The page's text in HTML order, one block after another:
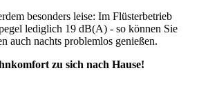
besonders leise: Im Flüsterbetrieb
lediglich 19 dB(A) - so können Sie
auch nachts problemlos genießen.
zu sich nach Hause!